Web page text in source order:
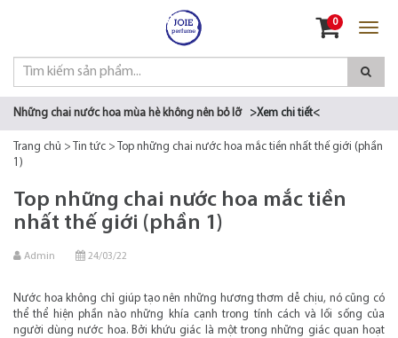
0
Những chai nước hoa mùa hè không nên bỏ lỡ >Xem chi tiết<
Trang chủ > Tin tức >
Top những chai nước hoa mắc tiền nhất thế giới (phần
1)
Top những chai nước hoa mắc tiền
nhất thế giới (phần 1)
Admin 24/03/22
Nước hoa không chỉ giúp tạo nên những hương thơm dễ chịu, nó cũng có
thể thể hiện phần nào những khía cạnh trong tính cách và lối sống của
người dùng nước hoa. Bởi khứu giác là một trong những giác quan hoạt